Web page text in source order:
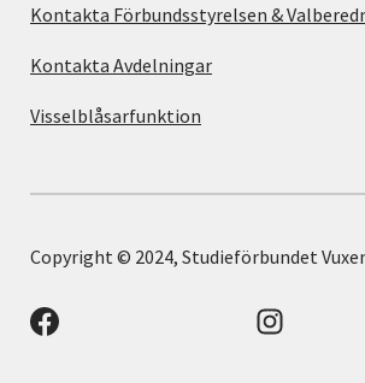
Kontakta Förbundsstyrelsen &
Kontakta Avdelningar
Visselblåsarfunktion
Copyright © 2024, Studieförbundet